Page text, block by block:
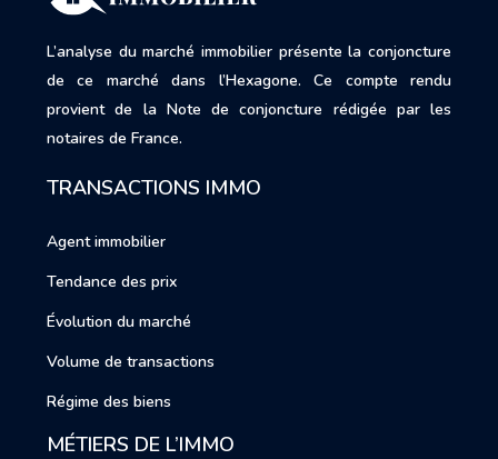
L’analyse du marché immobilier présente la conjoncture
de ce marché dans l’Hexagone. Ce compte rendu
provient de la Note de conjoncture rédigée par les
notaires de France.
TRANSACTIONS IMMO
Agent immobilier
Tendance des prix
Évolution du marché
Volume de transactions
Régime des biens
MÉTIERS DE L’IMMO